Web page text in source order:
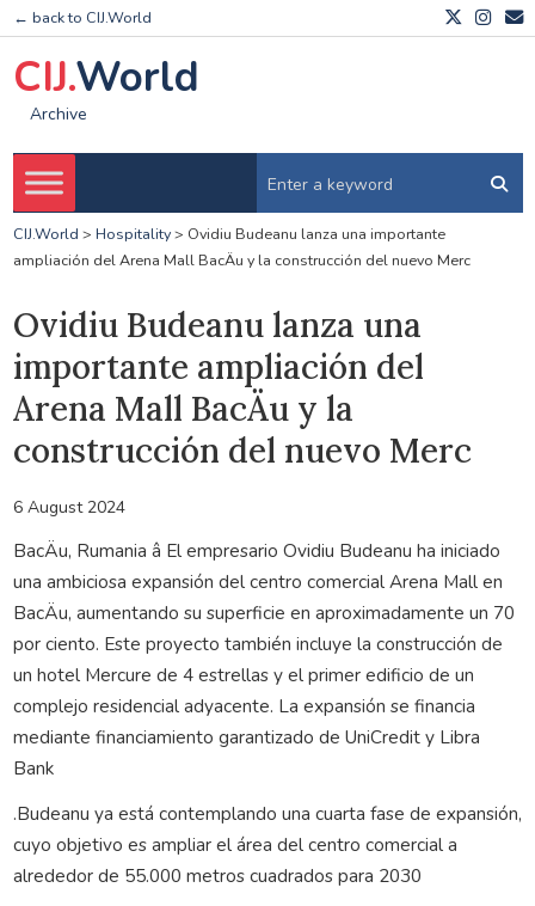
← back to CIJ.World
CIJ.World
Archive
CIJ.World > Hospitality> Ovidiu Budeanu lanza una importante
ampliación del Arena Mall BacÄu y la construcción del nuevo Merc
Ovidiu Budeanu lanza una
importante ampliación del
Arena Mall BacÄu y la
construcción del nuevo Merc
6 August 2024
BacÄu, Rumania â El empresario Ovidiu Budeanu ha iniciado
una ambiciosa expansión del centro comercial Arena Mall en
BacÄu, aumentando su superficie en aproximadamente un 70
por ciento. Este proyecto también incluye la construcción de
un hotel Mercure de 4 estrellas y el primer edificio de un
complejo residencial adyacente. La expansión se financia
mediante financiamiento garantizado de UniCredit y Libra
Bank
.Budeanu ya está contemplando una cuarta fase de expansión,
cuyo objetivo es ampliar el área del centro comercial a
alrededor de 55.000 metros cuadrados para 2030